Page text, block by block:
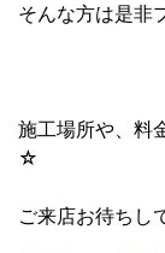
そんな方は是非
施工場所や、料
☆
ご来店お待ちし